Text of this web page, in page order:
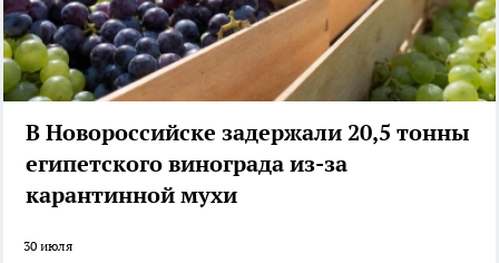
В Новороссийске задержали 20,5 тонны
египетского винограда из-за
карантинной мухи
30 июля